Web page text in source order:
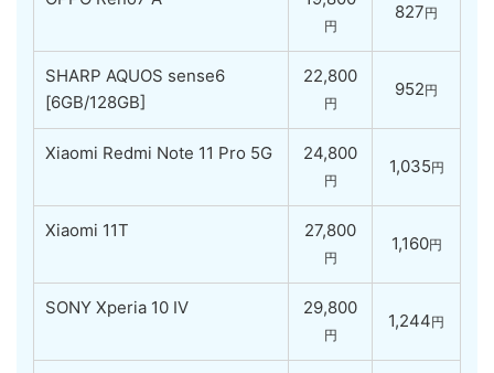
円
827円
SHARP AQUOS sense6
[6GB/128GB]
22,800
円
952円
Xiaomi Redmi Note 11 Pro 5G 24,800
円
1,035円
Xiaomi 11T 27,800
円
1,160円
SONY Xperia 10 IV 29,800
円
1,244円